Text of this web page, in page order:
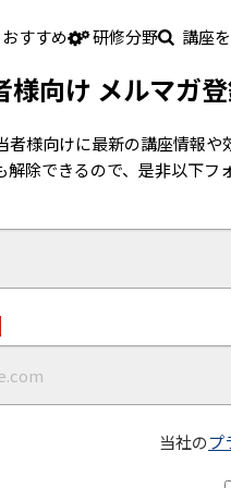
おすすめ 研修分野 講座
様向け メルマガ
様向けに最新の講座情報や
除できるので、是非以下フ
当社のプ